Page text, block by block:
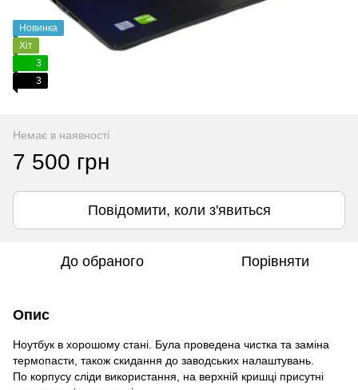
Новинка
Хіт
3
3
Немає в наявності
7 500 грн
Повідомити, коли з'явиться
До обраного Порівняти
Опис
Ноутбук в хорошому стані. Була проведена чистка та заміна
термопасти, також скидання до заводських налаштувань.
По корпусу сліди використання, на верхній кришці присутні